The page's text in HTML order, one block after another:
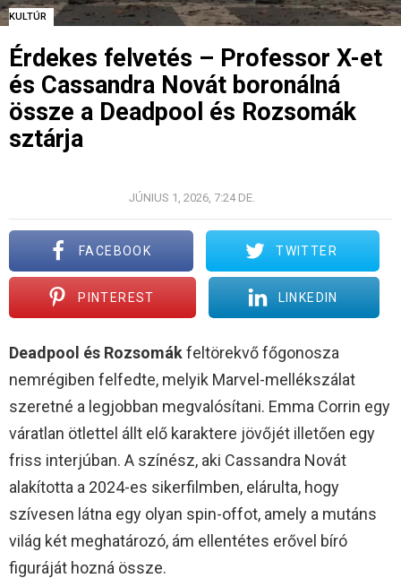
KULTÚR
Érdekes felvetés – Professor X-et
és Cassandra Novát boronálná
össze a Deadpool és Rozsomák
sztárja
JÚNIUS 1, 2026, 7:24 DE.
FACEBOOK TWITTER
PINTEREST LINKEDIN
Deadpool és Rozsomákfeltörekvő főgonosza
nemrégiben felfedte, melyik Marvel-mellékszálat
szeretné a legjobban megvalósítani. Emma Corrin egy
váratlan ötlettel állt elő karaktere jövőjét illetően egy
friss interjúban. A színész, aki Cassandra Novát
alakította a 2024-es sikerfilmben, elárulta, hogy
szívesen látna egy olyan spin-offot, amely a mutáns
világ két meghatározó, ám ellentétes erővel bíró
figuráját hozná össze.